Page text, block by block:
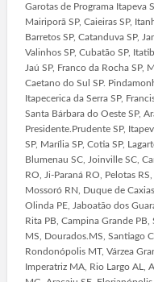
Garotas de Programa Itapeva
Mairiporã SP, Caieiras SP,
Barretos SP, Catanduva SP,
Valinhos SP, Cubatão SP,
Jaú SP, Franco da Rocha SP,
Caetano do Sul SP.
Itapecerica da Serra SP,
Santa Bárbara do Oeste SP,
Presidente.Prudente SP,
SP, Marília SP, Cotia SP,
Blumenau SC, Joinville SC,
RO, Ji-Paraná RO, Pelotas
Mossoró RN, Duque de
Olinda PE, Jaboatão dos
Rita PB, Campina Grande PB,
MS, Dourados.MS, Santiago
Rondonópolis MT, Várzea
Imperatriz MA, Rio Largo AL,